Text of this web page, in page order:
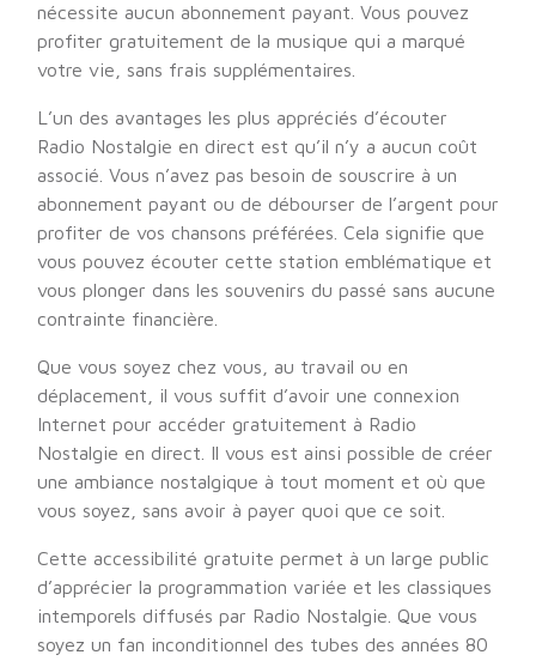
nécessite aucun abonnement payant. Vous pouvez
profiter gratuitement de la musique qui a marqué
votre vie, sans frais supplémentaires.
L’un des avantages les plus appréciés d’écouter
Radio Nostalgie en direct est qu’il n’y a aucun coût
associé. Vous n’avez pas besoin de souscrire à un
abonnement payant ou de débourser de l’argent pour
profiter de vos chansons préférées. Cela signifie que
vous pouvez écouter cette station emblématique et
vous plonger dans les souvenirs du passé sans aucune
contrainte financière.
Que vous soyez chez vous, au travail ou en
déplacement, il vous suffit d’avoir une connexion
Internet pour accéder gratuitement à Radio
Nostalgie en direct. Il vous est ainsi possible de créer
une ambiance nostalgique à tout moment et où que
vous soyez, sans avoir à payer quoi que ce soit.
Cette accessibilité gratuite permet à un large public
d’apprécier la programmation variée et les classiques
intemporels diffusés par Radio Nostalgie. Que vous
soyez un fan inconditionnel des tubes des années 80